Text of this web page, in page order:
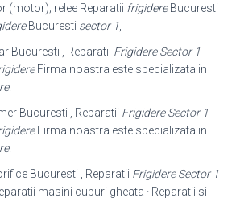
(motor); relee Reparatii frigidereBucuresti
Bucuresti sector 1
Bucuresti , Reparatii Frigidere Sector 1
Firma noastra este specializata in
.
Bucuresti , Reparatii Frigidere Sector 1
Firma noastra este specializata in
.
Bucuresti , Reparatii Frigidere Sector 1
masini cuburi gheata · Reparatii si